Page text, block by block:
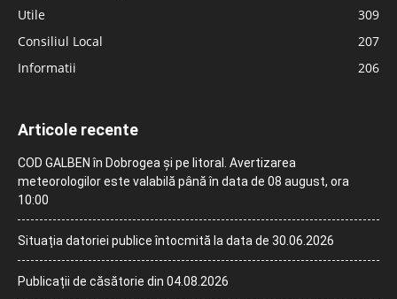
Utile
309
Consiliul Local
207
Informatii
206
Articole recente
COD GALBEN în Dobrogea și pe litoral. Avertizarea
meteorologilor este valabilă până în data de 08 august, ora
10:00
Situația datoriei publice întocmită la data de 30.06.2026
Publicații de căsătorie din 04.08.2026